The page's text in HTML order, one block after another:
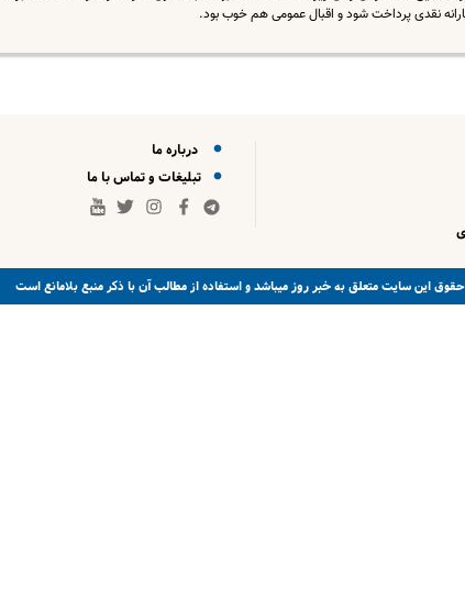
نقدی پرداخت شود و اقبال عمومی هم خوب بود.
درباره ما
تبلیغات و تماس با ما
این سایت متعلق بهخبر روزمیباشد و استفاده از مطالب آن با ذکر منبع بلامانع است